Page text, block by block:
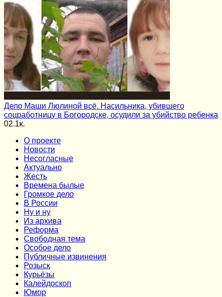
Дело Маши Люлиной всё. Насильника, убившего
соцработницу в Богородске, осудили за убийство ребенка
02.1к.
О проекте
Новости
Несогласные
Актуально
Жесть
Времена былые
Громкое дело
В России
Ну и ну
Из архива
Реформа
Cвободная тема
Особое дело
Публичные извинения
Розыск
Курьёзы
Калейдоскоп
Юмор